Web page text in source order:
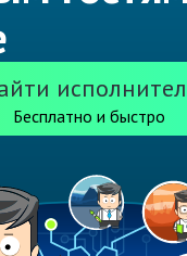
Бесплатно и быстро